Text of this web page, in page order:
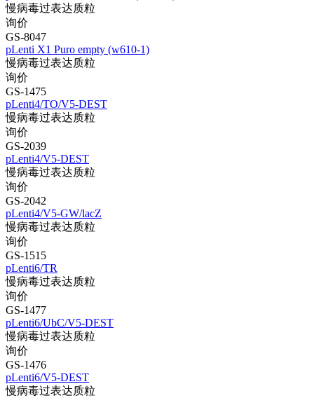
慢病毒过表达质粒
询价
GS-8047
pLenti X1 Puro empty (w610-1)
慢病毒过表达质粒
询价
GS-1475
pLenti4/TO/V5-DEST
慢病毒过表达质粒
询价
GS-2039
pLenti4/V5-DEST
慢病毒过表达质粒
询价
GS-2042
pLenti4/V5-GW/lacZ
慢病毒过表达质粒
询价
GS-1515
pLenti6/TR
慢病毒过表达质粒
询价
GS-1477
pLenti6/UbC/V5-DEST
慢病毒过表达质粒
询价
GS-1476
pLenti6/V5-DEST
慢病毒过表达质粒